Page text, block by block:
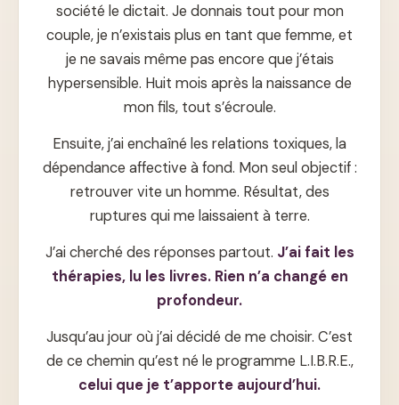
société le dictait. Je donnais tout pour mon
couple, je n’existais plus en tant que femme, et
je ne savais même pas encore que j’étais
hypersensible. Huit mois après la naissance de
mon fils, tout s’écroule.
Ensuite, j’ai enchaîné les relations toxiques, la
dépendance affective à fond. Mon seul objectif :
retrouver vite un homme. Résultat, des
ruptures qui me laissaient à terre.
J’ai cherché des réponses partout. J’ai fait les
thérapies, lu les livres. Rien n’a changé en
profondeur.
Jusqu’au jour où j’ai décidé de me choisir. C’est
de ce chemin qu’est né le programme L.I.B.R.E.,
celui que je t’apporte aujourd’hui.